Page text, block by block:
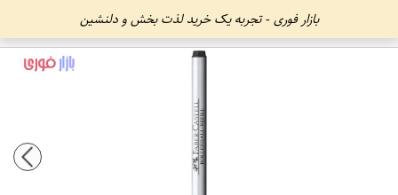
بازار فوری - تجربه یک خرید لذت بخش و دلنشین